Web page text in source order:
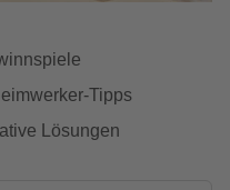
Tipps
Lösungen